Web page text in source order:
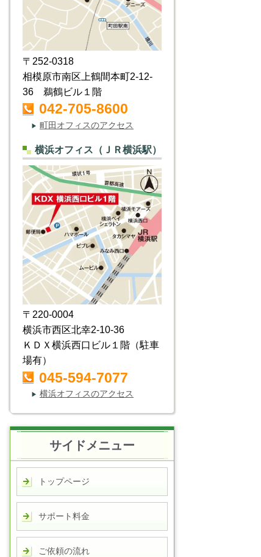
〒252-0318
相模原市南区上鶴間本町2-12-
36 鵜鶴ビル１階
042-705-8600
▶ 町田オフィスのアクセス
横浜オフィス（ＪＲ横浜駅）
〒220-0004
横浜市西区北幸2-10-36
ＫＤＸ横浜西口ビル１階（駐車
場有）
045-594-7077
▶ 横浜オフィスのアクセス
サイドメニュー
トップページ
サポート料金
ご依頼の流れ